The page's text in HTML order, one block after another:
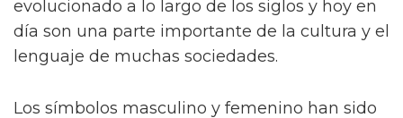
evolucionado a lo largo de los siglos y hoy en
día son una parte importante de la cultura y el
lenguaje de muchas sociedades.
Los símbolos masculino y femenino han sido